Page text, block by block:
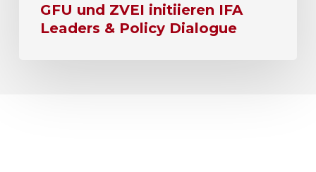
GFU und ZVEI initiieren IFA
Leaders & Policy Dialogue